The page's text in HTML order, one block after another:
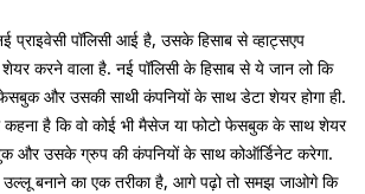
प्राइवेसी पॉलिसी आई है, उसके हिसाब से व्हाट्सएप
करने वाला है. नई पॉलिसी के हिसाब से ये जान लो कि
और उसकी साथी कंपनियों के साथ डेटा शेयर होगा ही.
कहना है कि वो कोई भी मैसेज या फोटो फेसबुक के साथ शेयर
और उसके ग्रुप की कंपनियों के साथ कोऑर्डिनेट करेगा.
बनाने का एक तरीका है, आगे पढ़ो तो समझ जाओगे कि